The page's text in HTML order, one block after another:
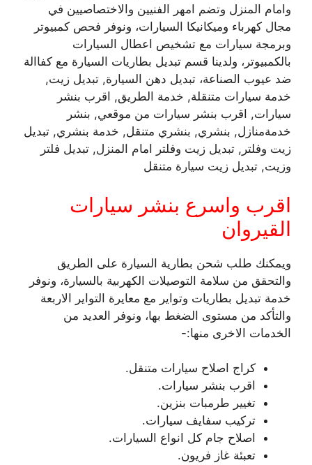
وامام المنزل وتضم امهر الفنيين والاختصاصيين في
مجال كهرباء وميكانيكا السيارات، ونوفر فحص كمبيوتر
وبرمجة سيارات مع تشخيص اعطال السيارات
بالكمبيوتر، ولدينا قسم تبديل بطاريات السيارة مع كفاالة
ضد عيوب الصناعة، تبديل دهن السيارة, تبديل زيت,
خدمة سيارات متنقلة, خدمة الطريق, اقرب بنشر
سيارات, اقرب بنشر سيارات من موقعي, بنشر
خدمةمنازل, بنشري, بنشري متنقل, خدمة بنشري, تبديل
زيت وفلتر, تبديل زيت وفلتر امام المنزل, تبديل فلتر
وزيت, تبديل زيت سيارة متنقل
اقرب واسرع بنشر سيارات
القيروان
ويمكنك طلب شحن بطارية السيارة على الطريق
والتحقق من سلامة التوصيلات الكهربية بالسيارة، ونوفر
خدمة تبديل بطاريات وتواير مع معايرة التواير الاربعة
والتأكد من مستوى الضغط بها، ونوفر العديد من
الخدمات الاخرى منها:-
كراج اصلاح سيارات متنقل.
اقرب بنشر سيارات.
تغيير طرمبات بنزين.
تركيب سفايف سيارات.
اصلاح جام كل انواع السيارات.
تعبئة غاز فريون.